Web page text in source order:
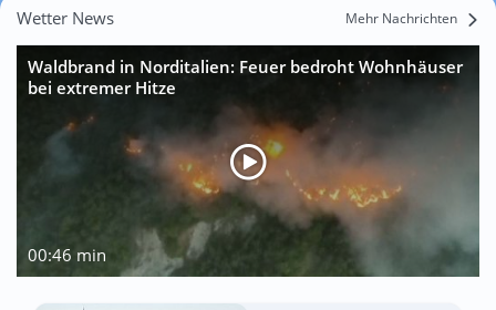
Wetter News Mehr Nachrichten
Waldbrand in Norditalien: Feuer bedroht Wohnhäuser
bei extremer Hitze
00:46 min